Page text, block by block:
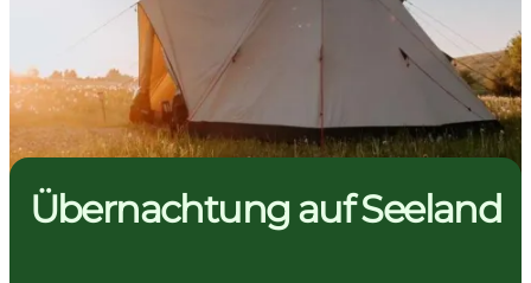
Erlebnisse
Übernachtung auf Seeland